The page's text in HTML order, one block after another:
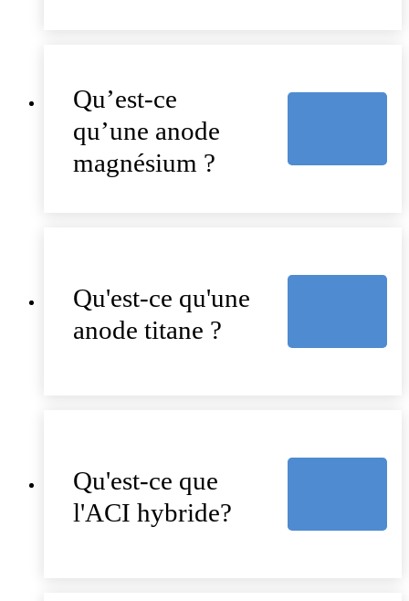
Qu’est-ce
qu’une anode
magnésium ?
Qu'est-ce qu'une
anode titane ?
Qu'est-ce que
l'ACI hybride?